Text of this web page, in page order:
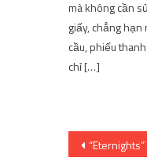
mà không cần
giấy, chẳng
cầu, phiếu
chỉ […]
Post
“Eternights” của Studio Sai nhận